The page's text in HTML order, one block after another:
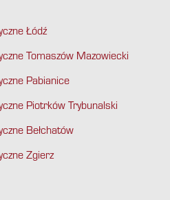
Łódź
Tomaszów Mazowiecki
Pabianice
Piotrków Trybunalski
Bełchatów
Zgierz